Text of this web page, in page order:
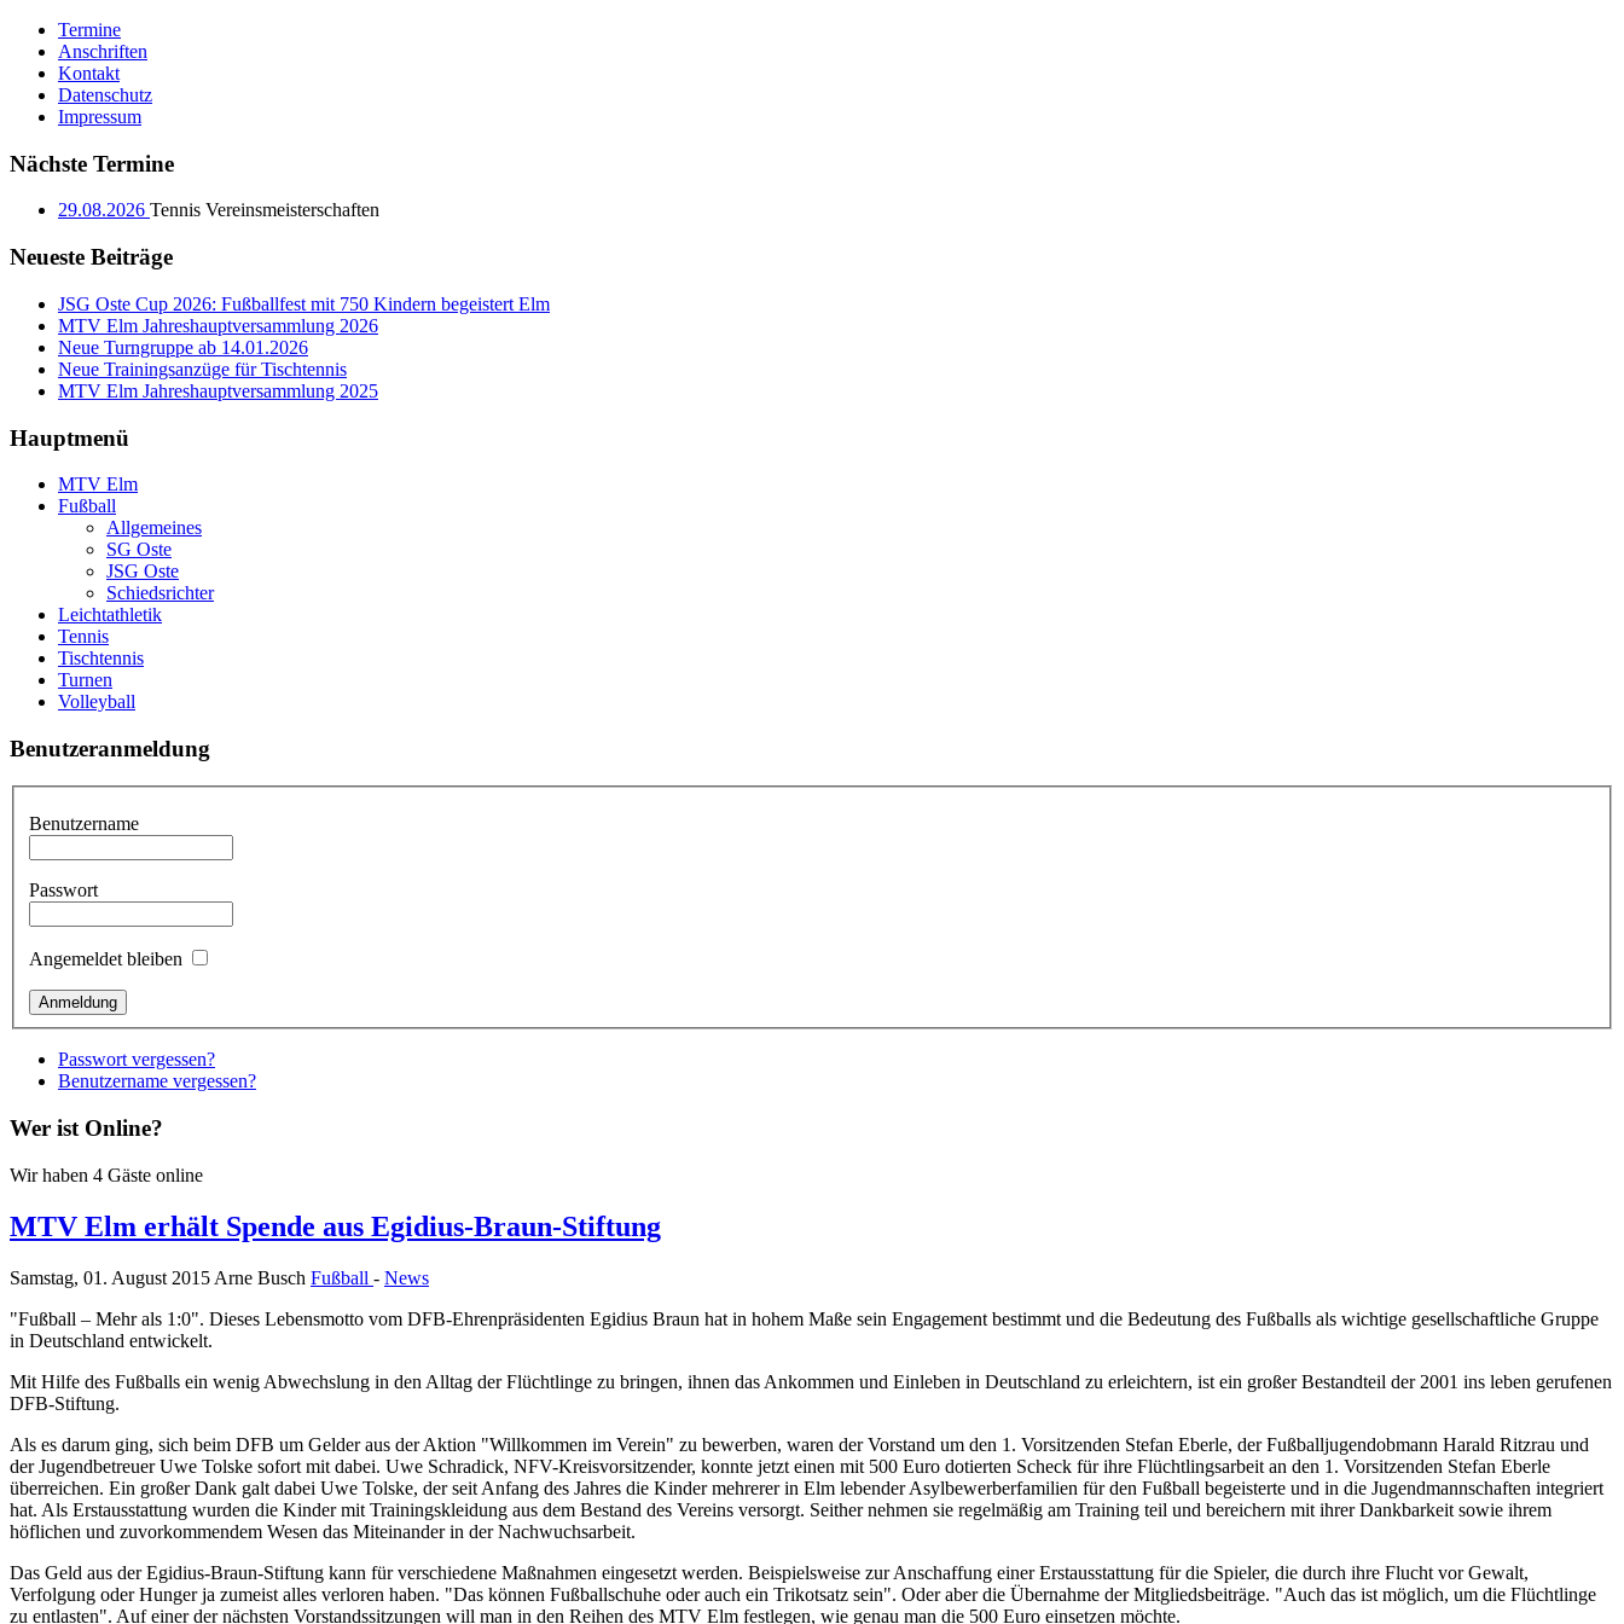
Termine
Anschriften
Kontakt
Datenschutz
Impressum
Nächste Termine
29.08.2026 Tennis Vereinsmeisterschaften
Neueste Beiträge
JSG Oste Cup 2026: Fußballfest mit 750 Kindern begeistert Elm
MTV Elm Jahreshauptversammlung 2026
Neue Turngruppe ab 14.01.2026
Neue Trainingsanzüge für Tischtennis
MTV Elm Jahreshauptversammlung 2025
Hauptmenü
MTV Elm
Fußball
Allgemeines
SG Oste
JSG Oste
Schiedsrichter
Leichtathletik
Tennis
Tischtennis
Turnen
Volleyball
Benutzeranmeldung
Benutzername
Passwort
Angemeldet bleiben
Passwort vergessen?
Benutzername vergessen?
Wer ist Online?
Wir haben 4 Gäste online
MTV Elm erhält Spende aus Egidius-Braun-Stiftung
Samstag, 01. August 2015 Arne Busch Fußball - News
"Fußball – Mehr als 1:0". Dieses Lebensmotto vom DFB-Ehrenpräsidenten Egidius Braun hat in hohem Maße sein Engagement bestimmt und die Bedeutung des Fußballs als wichtige gesellschaftliche Gruppe
in Deutschland entwickelt.
Mit Hilfe des Fußballs ein wenig Abwechslung in den Alltag der Flüchtlinge zu bringen, ihnen das Ankommen und Einleben in Deutschland zu erleichtern, ist ein großer Bestandteil der 2001 ins leben gerufenen
DFB-Stiftung.
Als es darum ging, sich beim DFB um Gelder aus der Aktion "Willkommen im Verein" zu bewerben, waren der Vorstand um den 1. Vorsitzenden Stefan Eberle, der Fußballjugendobmann Harald Ritzrau und
der Jugendbetreuer Uwe Tolske sofort mit dabei. Uwe Schradick, NFV-Kreisvorsitzender, konnte jetzt einen mit 500 Euro dotierten Scheck für ihre Flüchtlingsarbeit an den 1. Vorsitzenden Stefan Eberle
überreichen. Ein großer Dank galt dabei Uwe Tolske, der seit Anfang des Jahres die Kinder mehrerer in Elm lebender Asylbewerberfamilien für den Fußball begeisterte und in die Jugendmannschaften integriert
hat. Als Erstausstattung wurden die Kinder mit Trainingskleidung aus dem Bestand des Vereins versorgt. Seither nehmen sie regelmäßig am Training teil und bereichern mit ihrer Dankbarkeit sowie ihrem
höflichen und zuvorkommendem Wesen das Miteinander in der Nachwuchsarbeit.
Das Geld aus der Egidius-Braun-Stiftung kann für verschiedene Maßnahmen eingesetzt werden. Beispielsweise zur Anschaffung einer Erstausstattung für die Spieler, die durch ihre Flucht vor Gewalt,
Verfolgung oder Hunger ja zumeist alles verloren haben. "Das können Fußballschuhe oder auch ein Trikotsatz sein". Oder aber die Übernahme der Mitgliedsbeiträge. "Auch das ist möglich, um die Flüchtlinge
zu entlasten". Auf einer der nächsten Vorstandssitzungen will man in den Reihen des MTV Elm festlegen, wie genau man die 500 Euro einsetzen möchte.